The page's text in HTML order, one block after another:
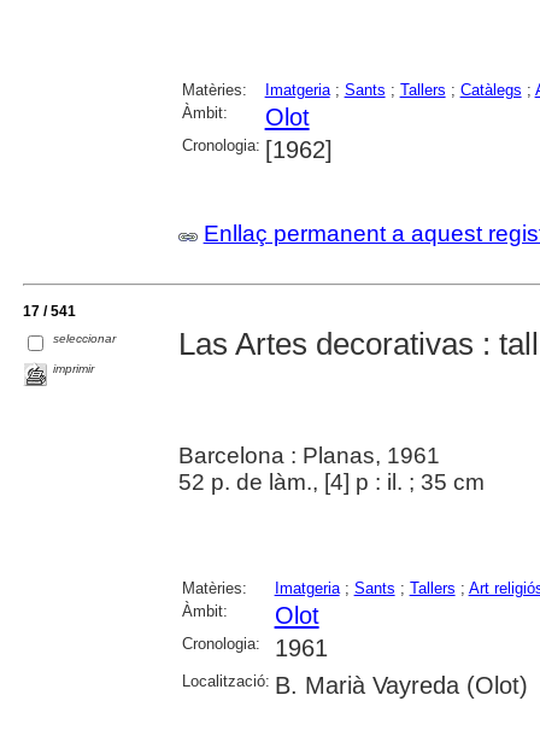
Matèries: Imatgeria; Sants ; Tallers ; Catàlegs ;
Àmbit:
Olot
Cronologia: [1962]
Enllaç permanent a aquest
17 / 541
seleccionar
imprimir
Las Artes decorativas :
Barcelona : Planas, 1961
52 p. de làm., [4] p : il. ; 35 cm
Matèries: Imatgeria; Sants ; Tallers ; Art
Àmbit:
Olot
Cronologia: 1961
Localització: B. Marià Vayreda (Olot)